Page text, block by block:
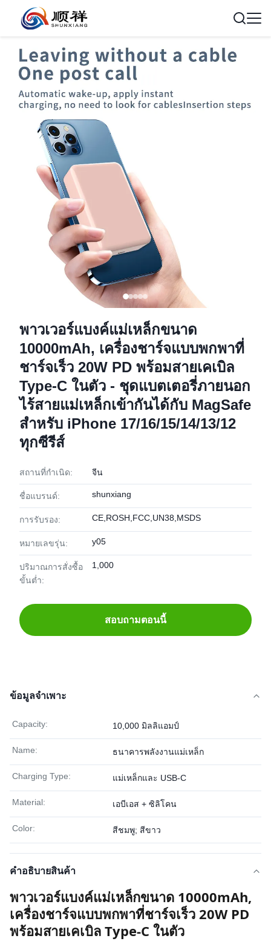
พาวเวอร์แบงค์แม่เหล็กขนาด
10000mAh, เครื่องชาร์จแบบพกพาที่
ชาร์จเร็ว 20W PD พร้อมสายเคเบิล
Type-C ในตัว - ชุดแบตเตอรี่ภายนอก
ไร้สายแม่เหล็กเข้ากันได้กับ MagSafe
สำหรับ iPhone 17/16/15/14/13/12
ทุกซีรีส์
สถานที่กำเนิด: จีน
ชื่อแบรนด์: shunxiang
การรับรอง: CE,ROSH,FCC,UN38,MSDS
หมายเลขรุ่น: y05
ปริมาณการสั่งซื้อ
ขั้นต่ำ:
1,000
สอบถามตอนนี้
ข้อมูลจำเพาะ
Capacity: 10,000 มิลลิแอมป์
Name: ธนาคารพลังงานแม่เหล็ก
Charging Type: แม่เหล็กและ USB-C
Material: เอบีเอส + ซิลิโคน
Color: สีชมพู; สีขาว
คําอธิบายสินค้า
พาวเวอร์แบงค์แม่เหล็กขนาด 10000mAh,
เครื่องชาร์จแบบพกพาที่ชาร์จเร็ว 20W PD
พร้อมสายเคเบิล Type-C ในตัว